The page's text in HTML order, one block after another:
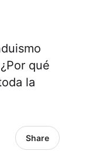
qué
la
Share